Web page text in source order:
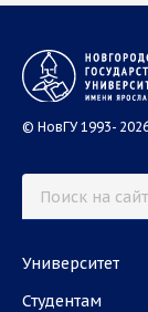
© НовГУ 1993-
Университет
Студентам